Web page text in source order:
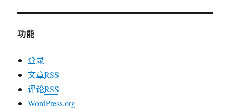
功能
登录
文章RSS
评论RSS
WordPress.org